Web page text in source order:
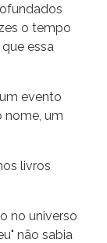
o tempo
essa
evento
nome, um
livros
no universo
não sabia